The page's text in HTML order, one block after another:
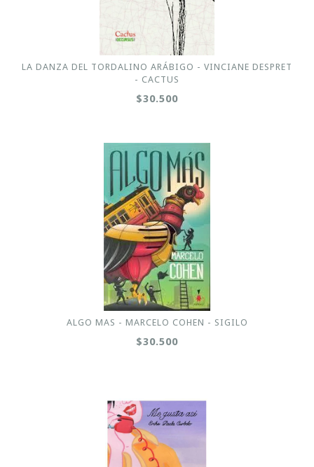
LA DANZA DEL TORDALINO ARÁBIGO - VINCIANE DESPRET
- CACTUS
$30.500
ALGO MAS - MARCELO COHEN - SIGILO
$30.500